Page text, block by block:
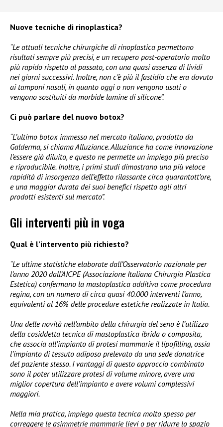
Nuove tecniche di rinoplastica?
“Le attuali tecniche chirurgiche di rinoplastica permettono
risultati sempre più precisi, e un recupero post-operatorio molto
più rapido rispetto al passato, con una quasi assenza di lividi
nei giorni successivi. Inoltre, non c’è più il fastidio che era dovuto
ai tamponi nasali, in quanto oggi o non vengono usati o
vengono sostituiti da morbide lamine di silicone”.
Ci può parlare del nuovo botox?
“L’ultimo botox immesso nel mercato italiano, prodotto da
Galderma, si chiama Alluziance. Alluziance ha come innovazione
l’essere già diluito, e questo ne permette un impiego più preciso
e riproducibile. Inoltre, i primi studi dimostrano una più veloce
rapidità di insorgenza dell’effetto rilassante circa quarantott’ore,
e una maggior durata dei suoi benefici rispetto agli altri
prodotti esistenti sul mercato”.
Gli interventi più in voga
Qual è l’intervento più richiesto?
“Le ultime statistiche elaborate dall’Osservatorio nazionale per
l’anno 2020 dall’AICPE (Associazione Italiana Chirurgia Plastica
Estetica) confermano la mastoplastica additiva come procedura
regina, con un numero di circa quasi 40.000 interventi l’anno,
equivalenti al 16% delle procedure estetiche realizzate in Italia.
Una delle novità nell’ambito della chirurgia del seno è l’utilizzo
della cosiddetta tecnica di mastoplastica ibrida o composita,
che associa all’impianto di protesi mammarie il lipofilling, ossia
l’impianto di tessuto adiposo prelevato da una sede donatrice
del paziente stesso. I vantaggi di questo approccio combinato
sono il poter utilizzare protesi di volume minore, avere una
miglior copertura dell’impianto e avere volumi complessivi
maggiori.
Nella mia pratica, impiego questa tecnica molto spesso per
correggere le asimmetrie mammarie lievi o per ridurre lo spazio